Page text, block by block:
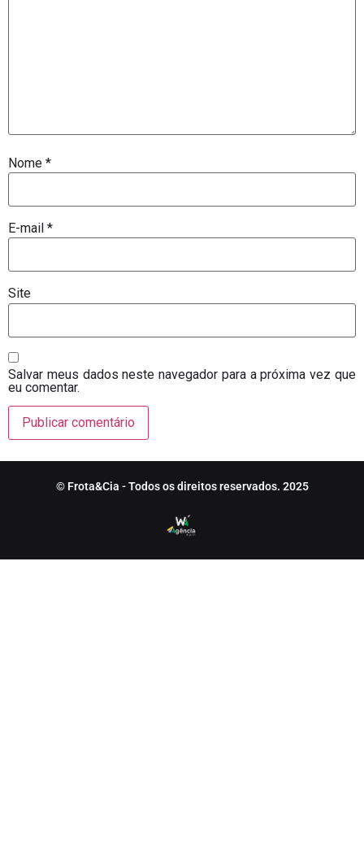
Nome *
E-mail *
Site
Salvar meus dados neste navegador para a próxima vez que
eu comentar.
© Frota&Cia - Todos os direitos reservados. 2025